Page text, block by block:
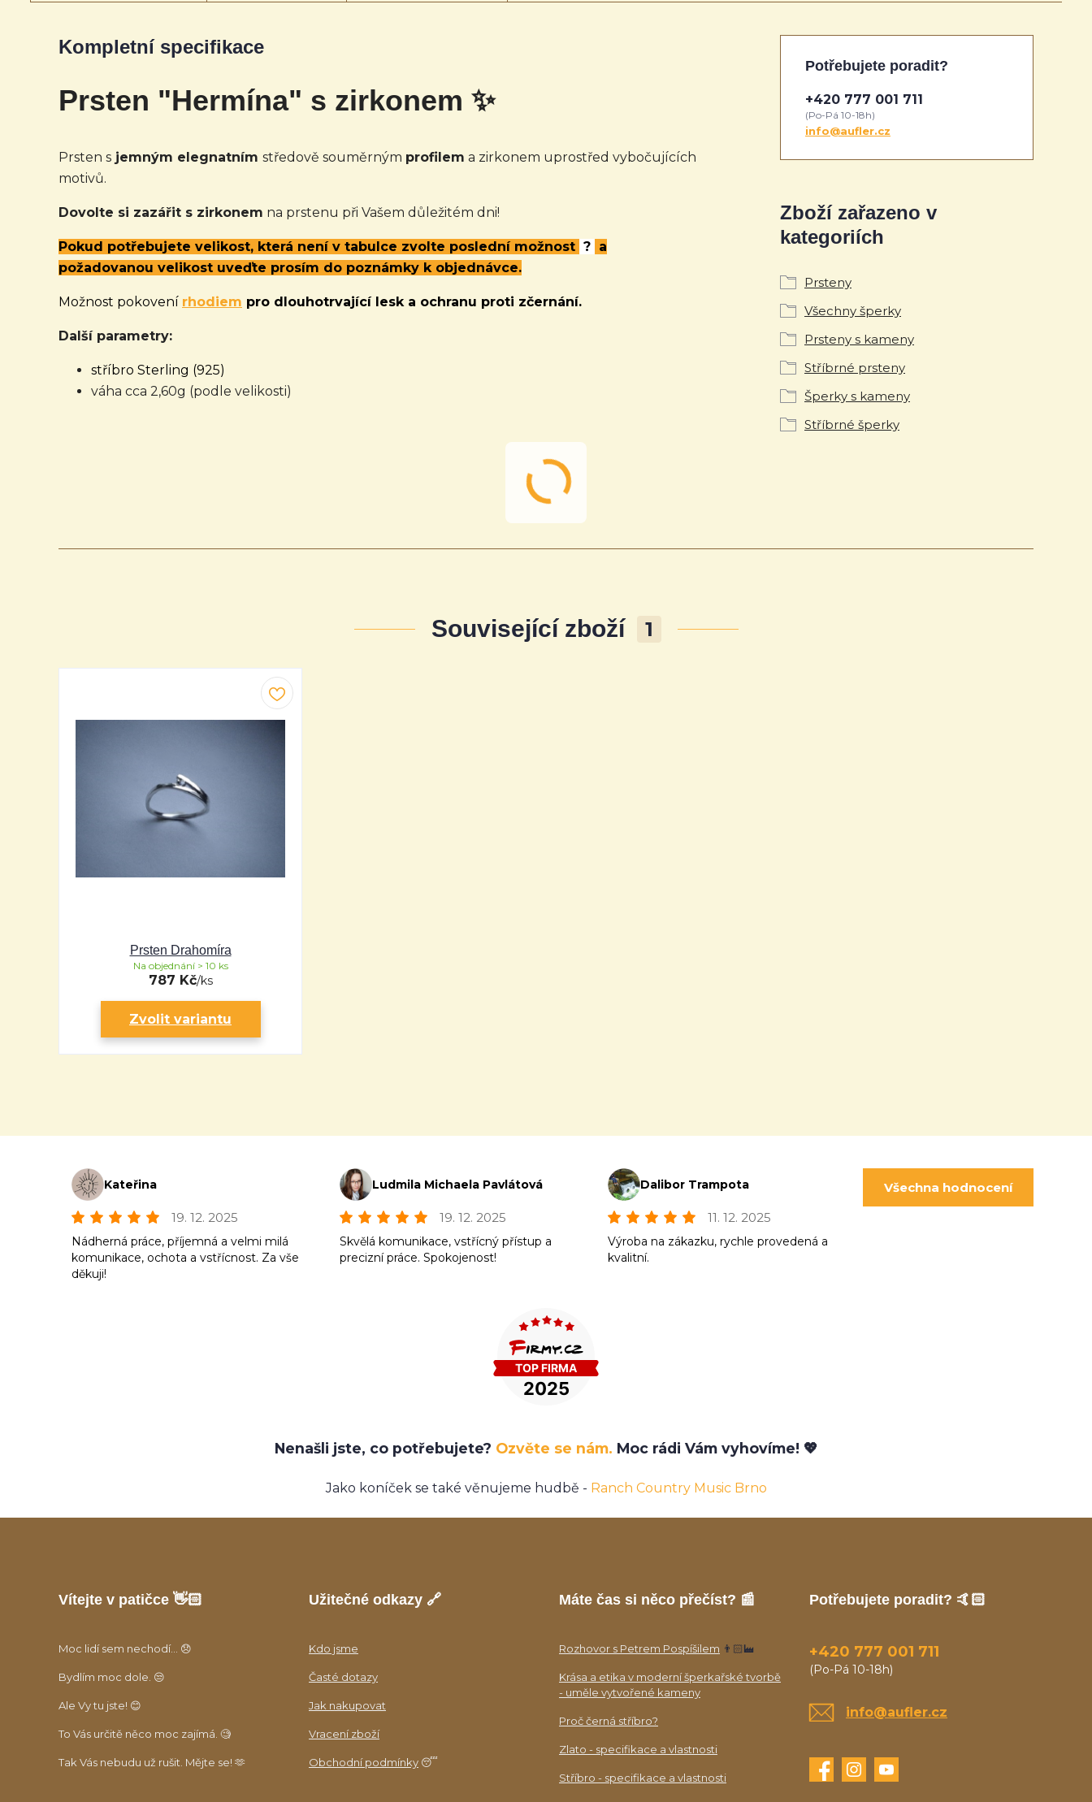
Kompletní specifikace
Prsten "Hermína" s zirkonem ✨
Prsten s jemným elegnatním středově souměrným profilem a zirkonem uprostřed vybočujících
motivů.
Dovolte si zazářit s zirkonem na prstenu při Vašem důležitém dni!
Pokud potřebujete velikost, která není v tabulce zvolte poslední možnost ? a
požadovanou velikost uveďte prosím do poznámky k objednávce.
Možnost pokovení rhodiem pro dlouhotrvající lesk a ochranu proti zčernání.
Další parametry:
stříbro Sterling (925)
váha cca 2,60g (podle velikosti)
Zboží zařazeno v
kategoriích
Prsteny
Všechny šperky
Prsteny s kameny
Stříbrné prsteny
Šperky s kameny
Stříbrné šperky
Potřebujete poradit?
+420 777 001 711
(Po-Pá 10-18h)
info@aufler.cz
Související zboží 1
Prsten Drahomíra
787 Kč/ks
Na objednání > 10 ks
Zvolit variantu
Kateřina
19. 12. 2025
Nádherná práce, příjemná a velmi milá
komunikace, ochota a vstřícnost. Za vše
děkuji!
Ludmila Michaela Pavlátová
19. 12. 2025
Skvělá komunikace, vstřícný přístup a
precizní práce. Spokojenost!
Dalibor Trampota
11. 12. 2025
Výroba na zákazku, rychle provedená a
kvalitní.
Všechna hodnocení
Nenašli jste, co potřebujete? Ozvěte se nám. Moc rádi Vám vyhovíme! 💖
Jako koníček se také věnujeme hudbě - Ranch Country Music Brno
Vítejte v patičce 👋🏻
Moc lidí sem nechodí... 😞
Bydlím moc dole. 😒
Ale Vy tu jste! 😊
To Vás určitě něco moc zajímá. 🧐
Tak Vás nebudu už rušit. Mějte se! 🫶
Užitečné odkazy 🔗
Kdo jsme
Časté dotazy
Jak nakupovat
Vracení zboží
Obchodní podmínky 😴
Máte čas si něco přečíst? 📰
Rozhovor s Petrem Pospíšilem 👨🏻‍🏭
Krása a etika v moderní šperkařské tvorbě
- uměle vytvořené kameny
Proč černá stříbro?
Zlato - specifikace a vlastnosti
Stříbro - specifikace a vlastnosti
Potřebujete poradit? 🤙🏻
+420 777 001 711
(Po-Pá 10-18h)
info@aufler.cz